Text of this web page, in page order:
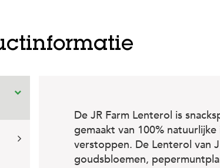
De JR Farm Lenterol is
gemaakt van 100%
verstoppen. De Lenterol van
goudsbloemen,